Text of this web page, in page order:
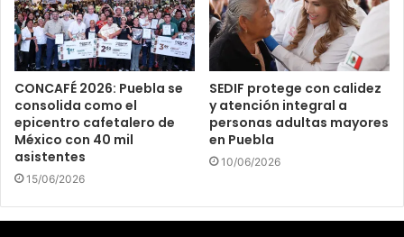
CONCAFÉ 2026: Puebla se
consolida como el
epicentro cafetalero de
México con 40 mil
asistentes
15/06/2026
SEDIF protege con calidez
y atención integral a
personas adultas mayores
en Puebla
10/06/2026